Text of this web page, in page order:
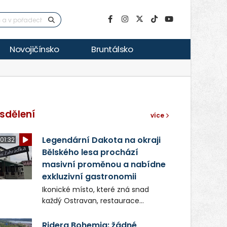
Novojičínsko Bruntálsko
více
01:32
Legendární Dakota na okraji
Bělského lesa prochází
masivní proměnou a nabídne
exkluzivní gastronomii
Ikonické místo, které zná snad
každý Ostravan, restaurace
mateřská společnost Dang